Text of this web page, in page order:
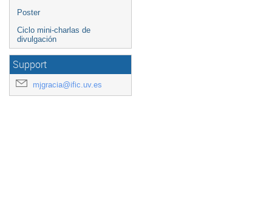
Poster
Ciclo mini-charlas de
divulgación
Support
mjgracia@ific.uv.es